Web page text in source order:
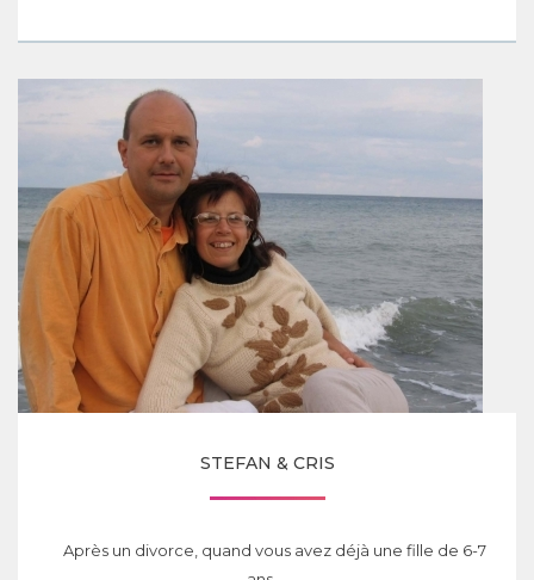
STEFAN & CRIS
Après un divorce, quand vous avez déjà une fille de 6-7